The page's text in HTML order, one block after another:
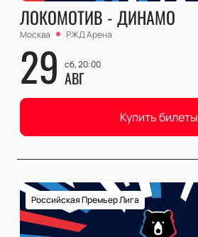
ЛОКОМОТИВ - ДИНАМО
Москва РЖД Арена
29 сб, 20:00
АВГ
Купить билеты
Российская Премьер Лига